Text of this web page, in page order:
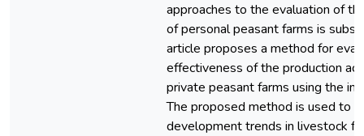
approaches to the evaluation of
of personal peasant farms is
article proposes a method for
effectiveness of the production
private peasant farms using the
The proposed method is used to
development trends in livestock